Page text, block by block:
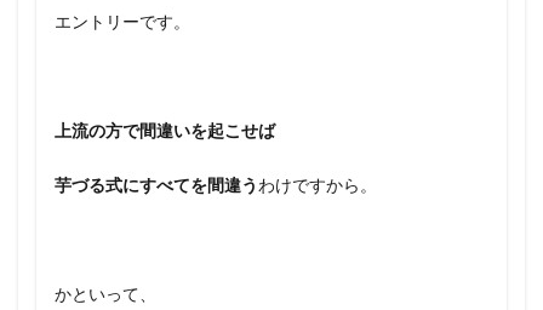
エントリーです。
上流の方で間違いを起こせば
芋づる式にすべてを間違う わけですから。
かといって、